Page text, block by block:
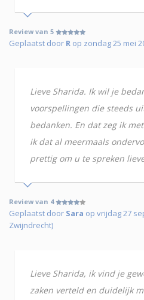
Review van 5
Geplaatst door R op zondag 25 mei
Lieve Sharida. Ik wil je
voorspellingen die steeds
bedanken. En dat zeg ik
ik dat al meermaals
prettig om u te spreken
Review van 4
Geplaatst door Sara op vrijdag 27
Zwijndrecht)
Lieve Sharida, ik vind je
zaken verteld en duidelijk